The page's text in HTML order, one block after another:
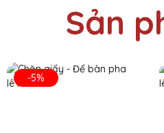
lê tặng nhân viên xuất sắc
Hà Nội
Sản
-5%